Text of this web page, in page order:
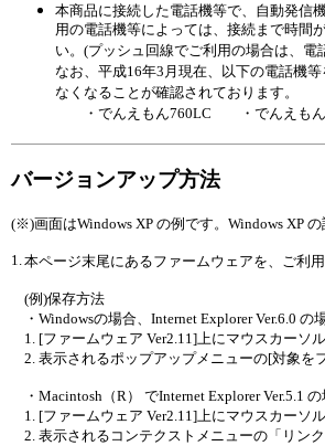
本商品に接続した電話機等で、自動発信
用の電話機等によっては、接続まで時間
い。(プッシュ回線でご利用の場合は、
なお、平成16年3月現在、以下の電話機
なくなることが確認されております。
・でんえもん760LC ・でんえもん
バージョンアップ方法
(※)画面はWindows XP の例です。Windows XP
1.本ページ末尾にあるファームウェアを、ご利
(例)保存方法
・Windowsの場合、Internet Explorer Ver.6.0 の
1. [ファームウェア Ver2.11]上にマウスカーソ
2. 表示されるポップアップメニューの[対象を
・Macintosh（R） でInternet Explorer Ver.5.1
1. [ファームウェア Ver2.11]上にマウスカーソ
2. 表示されるコンテクストメニューの「リン